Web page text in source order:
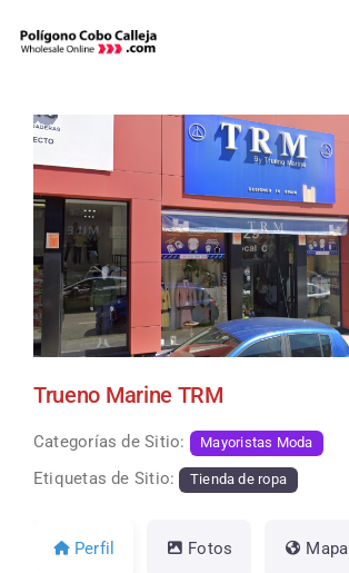
Trueno Marine TRM
Categorías de Sitio: Mayoristas Moda
Etiquetas de Sitio: Tienda de ropa
Perfil Fotos Mapa